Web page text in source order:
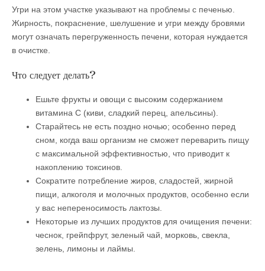
Угри на этом участке указывают на проблемы с печенью.
Жирность, покраснение, шелушение и угри между бровями
могут означать перегруженность печени, которая нуждается
в очистке.
Что следует делать?
Ешьте фрукты и овощи с высоким содержанием
витамина С (киви, сладкий перец, апельсины).
Старайтесь не есть поздно ночью; особенно перед
сном, когда ваш организм не сможет переварить пищу
с максимальной эффективностью, что приводит к
накоплению токсинов.
Сократите потребление жиров, сладостей, жирной
пищи, алкоголя и молочных продуктов, особенно если
у вас непереносимость лактозы.
Некоторые из лучших продуктов для очищения печени:
чеснок, грейпфрут, зеленый чай, морковь, свекла,
зелень, лимоны и лаймы.